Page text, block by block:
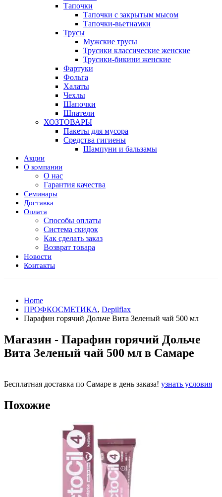
Тапочки
Тапочки с закрытым мысом
Тапочки-вьетнамки
Трусы
Мужские трусы
Трусики классические женские
Трусики-бикини женские
Фартуки
Фольга
Халаты
Чехлы
Шапочки
Шпатели
ХОЗТОВАРЫ
Пакеты для мусора
Средства гигиены
Шампуни и бальзамы
Акции
О компании
О нас
Гарантия качества
Семинары
Доставка
Оплата
Способы оплаты
Система скидок
Как сделать заказ
Возврат товара
Новости
Контакты
Home
ПРОФКОСМЕТИКА, Depilflax
Парафин горячий Дольче Вита Зеленый чай 500 мл
Магазин - Парафин горячий Дольче
Вита Зеленый чай 500 мл в Самаре
Бесплатная доставка по Самаре в день заказа! узнать условия
Похожие